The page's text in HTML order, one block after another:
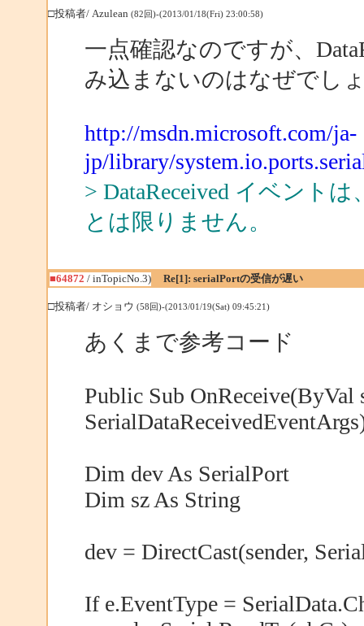
□投稿者/ Azulean (82回)-(2013/01/18(Fri) 23:00:58)
一点確認なのですが、
み込まないのはなぜでし
http://msdn.microsoft.com/ja-
jp/library/
> DataReceived イベント
とは限りません。
■64872 / inTopicNo.3) Re[1]: serialPortの受信が遅い
□投稿者/ オショウ (58回)-(2013/01/19(Sat) 09:45:21)
あくまで参考コード
Public Sub OnReceive(ByVal
Dim dev As SerialPort
Dim sz As String
dev = DirectCast(sender,
If e.EventType =